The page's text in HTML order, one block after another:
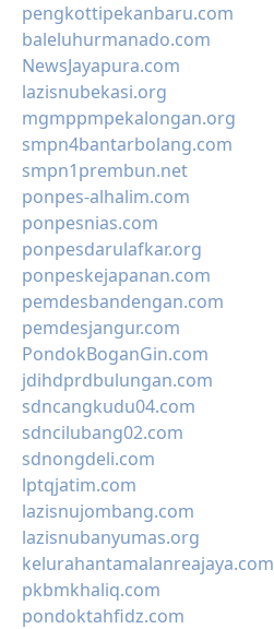
pengkottipekanbaru.com
baleluhurmanado.com
NewsJayapura.com
lazisnubekasi.org
mgmppmpekalongan.org
smpn4bantarbolang.com
smpn1prembun.net
ponpes-alhalim.com
ponpesnias.com
ponpesdarulafkar.org
ponpeskejapanan.com
pemdesbandengan.com
pemdesjangur.com
PondokBoganGin.com
jdihdprdbulungan.com
sdncangkudu04.com
sdncilubang02.com
sdnongdeli.com
lptqjatim.com
lazisnujombang.com
lazisnubanyumas.org
kelurahantamalanreajaya.com
pkbmkhaliq.com
pondoktahfidz.com